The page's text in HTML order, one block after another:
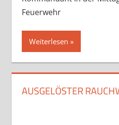
Feuerwehr
Weiterlesen
AUSGELÖSTER